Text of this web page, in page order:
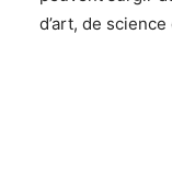
d’art, de